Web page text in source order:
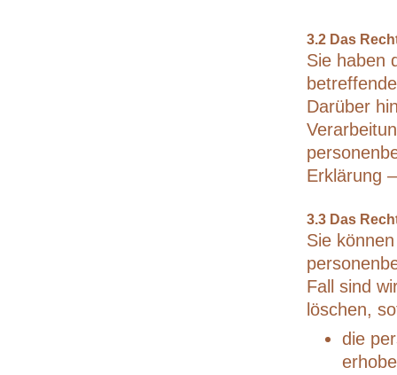
3.2 Das
Sie haben
Darüber
Erklärung
3.3 Das
Sie
Fall sind
löschen,
die